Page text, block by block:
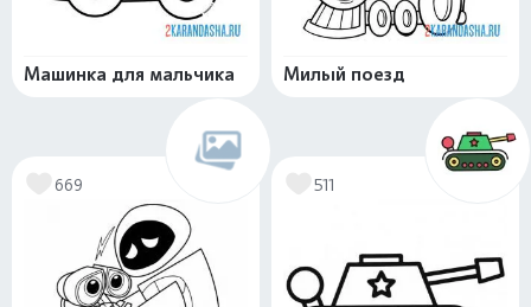
Машинка для мальчика Милый поезд
669 511